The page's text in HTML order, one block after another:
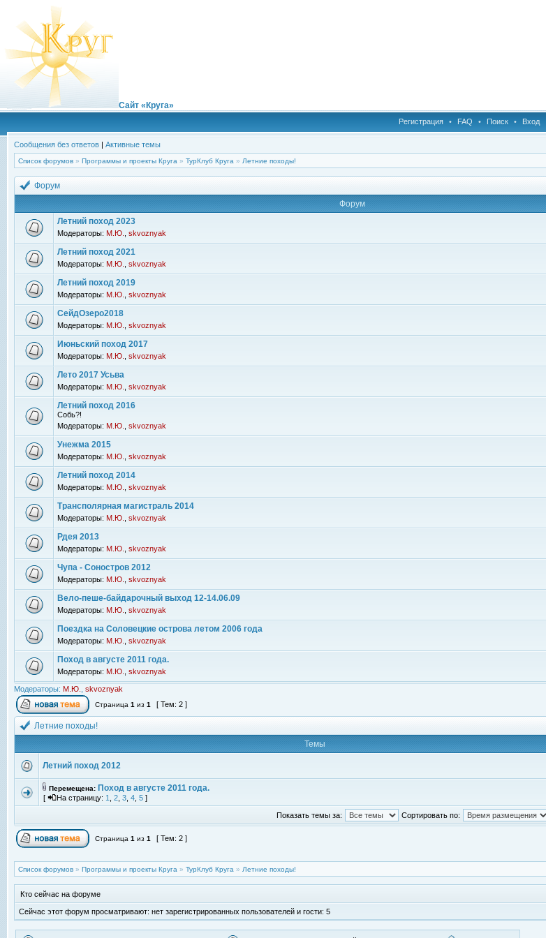
Сайт «Круга»
Регистрация • FAQ • Поиск • Вход
Сообщения без ответов | Активные темы
Список форумов » Программы и проекты Круга » ТурКлуб Круга » Летние походы!
Форум
Форум
Летний поход 2023
Модераторы: М.Ю. skvoznyak
Летний поход 2021
Модераторы: М.Ю. skvoznyak
Летний поход 2019
Модераторы: М.Ю. skvoznyak
СейдОзеро2018
Модераторы: М.Ю. skvoznyak
Июньский поход 2017
Модераторы: М.Ю. skvoznyak
Лето 2017 Усьва
Модераторы: М.Ю. skvoznyak
Летний поход 2016
Собь?!
Модераторы: М.Ю. skvoznyak
Унежма 2015
Модераторы: М.Ю. skvoznyak
Летний поход 2014
Модераторы: М.Ю. skvoznyak
Трансполярная магистраль 2014
Модераторы: М.Ю. skvoznyak
Рдея 2013
Модераторы: М.Ю. skvoznyak
Чупа - Соностров 2012
Модераторы: М.Ю. skvoznyak
Вело-пеше-байдарочный выход 12-14.06.09
Модераторы: М.Ю. skvoznyak
Поездка на Соловецкие острова летом 2006 года
Модераторы: М.Ю. skvoznyak
Поход в августе 2011 года.
Модераторы: М.Ю. skvoznyak
Модераторы: М.Ю. skvoznyak
Страница 1 из 1 [ Тем: 2 ]
Летние походы!
Темы
Летний поход 2012
Перемещена: Поход в августе 2011 года.
[ На страницу: 1 2 3 4 5 ]
Показать темы за: Сортировать по:
Страница 1 из 1 [ Тем: 2 ]
Список форумов » Программы и проекты Круга » ТурКлуб Круга » Летние походы!
Кто сейчас на форуме
Сейчас этот форум просматривают: нет зарегистрированных пользователей и гости: 5